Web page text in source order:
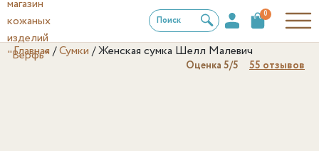
Поиск
0
Главная /Сумки /Женская сумка Шелл Малевич
Оценка 5/5 55отзывов